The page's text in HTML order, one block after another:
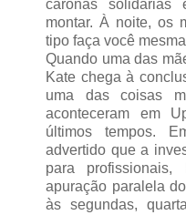
caronas solidárias
montar. À noite, os
tipo faça você
Quando uma das
Kate chega à
uma das coisas
aconteceram em
últimos tempos.
advertido que a
para
apuração paralela
às segundas,